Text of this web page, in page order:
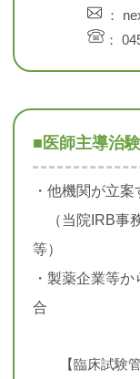
：
：
■医師主導治
・他機関が立
（当院IRB事
等）
・製薬企業等
合
【臨床試験